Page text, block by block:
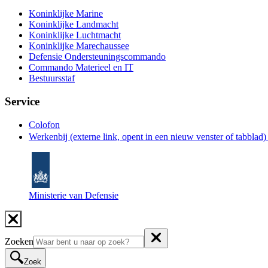
Koninklijke Marine
Koninklijke Landmacht
Koninklijke Luchtmacht
Koninklijke Marechaussee
Defensie Ondersteuningscommando
Commando Materieel en IT
Bestuursstaf
Service
Colofon
Werkenbij (externe link, opent in een nieuw venster of tabblad)
Ministerie van Defensie
Zoeken
Zoek